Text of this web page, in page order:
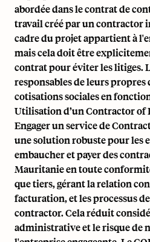
abordée dans le contrat de
travail créé par un contractor
cadre du projet appartient à
mais cela doit être
contrat pour éviter les litiges.
responsables de leurs
cotisations sociales en
Utilisation d’un Contractor of
Engager un service de
une solution robuste pour les
embaucher et payer des
Mauritanie en toute
que tiers, gérant la relation
facturation, et les processus
contractor. Cela réduit
administrative et le risque de